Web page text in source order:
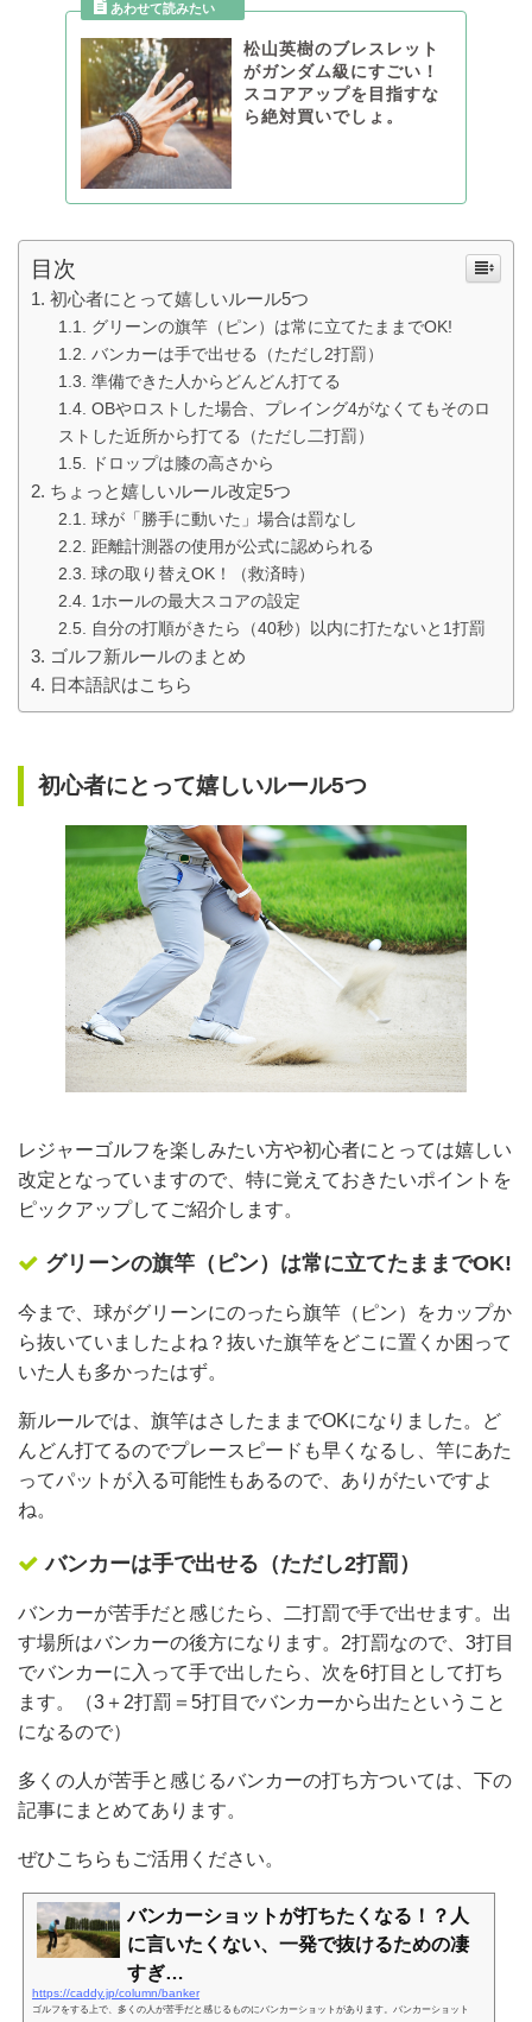
松山英樹のブレスレット
がガンダム級にすごい！
スコアアップを目指すな
ら絶対買いでしょ。
目次
初心者にとって嬉しいルール5つ
グリーンの旗竿（ピン）は常に立てたままでOK!
バンカーは手で出せる（ただし2打罰）
準備できた人からどんどん打てる
OBやロストした場合、プレイング4がなくてもそのロ
ストした近所から打てる（ただし二打罰）
ドロップは膝の高さから
ちょっと嬉しいルール改定5つ
球が「勝手に動いた」場合は罰なし
距離計測器の使用が公式に認められる
球の取り替えOK！（救済時）
1ホールの最大スコアの設定
自分の打順がきたら（40秒）以内に打たないと1打罰
ゴルフ新ルールのまとめ
日本語訳はこちら
初心者にとって嬉しいルール5つ
レジャーゴルフを楽しみたい方や初心者にとっては嬉しい
改定となっていますので、特に覚えておきたいポイントを
ピックアップしてご紹介します。
グリーンの旗竿（ピン）は常に立てたままでOK!
今まで、球がグリーンにのったら旗竿（ピン）をカップか
ら抜いていましたよね？抜いた旗竿をどこに置くか困って
いた人も多かったはず。
新ルールでは、旗竿はさしたままでOKになりました。ど
んどん打てるのでプレースピードも早くなるし、竿にあた
ってパットが入る可能性もあるので、ありがたいですよ
ね。
バンカーは手で出せる（ただし2打罰）
バンカーが苦手だと感じたら、二打罰で手で出せます。出
す場所はバンカーの後方になります。2打罰なので、3打目
でバンカーに入って手で出したら、次を6打目として打ち
ます。（3＋2打罰＝5打目でバンカーから出たということ
になるので）
多くの人が苦手と感じるバンカーの打ち方ついては、下の
記事にまとめてあります。
ぜひこちらもご活用ください。
バンカーショットが打ちたくなる！？人
に言いたくない、一発で抜けるための凄
すぎ…
https://caddy.jp/column/banker
ゴルフをする上で、多くの人が苦手だと感じるものにバンカーショットがあります。バンカーショット